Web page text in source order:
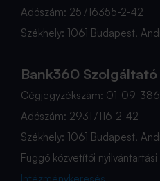
Adószám: 25716355-2-42
Székhely: 1061 Budapest,
Bank360 Szolgáltató
Cégjegyzékszám: 01-09-
Adószám: 29317116-2-42
Székhely: 1061 Budapest,
Függő közvetítői
Intézménykeresés